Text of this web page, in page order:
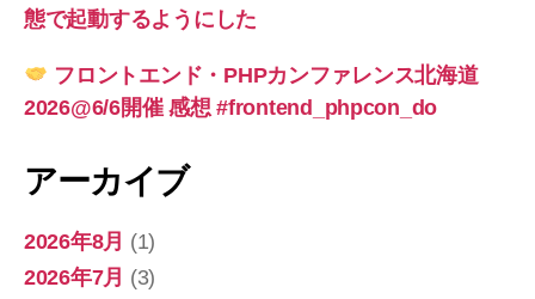
態で起動するようにした
フロントエンド・PHPカンファレンス北海道
2026@6/6開催 感想 #frontend_phpcon_do
アーカイブ
2026年8月 (1)
2026年7月 (3)